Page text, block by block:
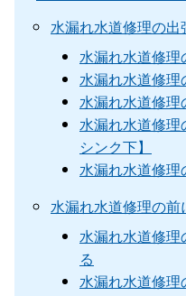
水漏れ水道修理の出
水漏れ水道修理
水漏れ水道修理
水漏れ水道修理
水漏れ水道修理
シンク下】
水漏れ水道修理
水漏れ水道修理の
水漏れ水道修
る
水漏れ水道修